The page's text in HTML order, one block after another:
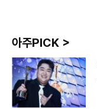
아주PICK >